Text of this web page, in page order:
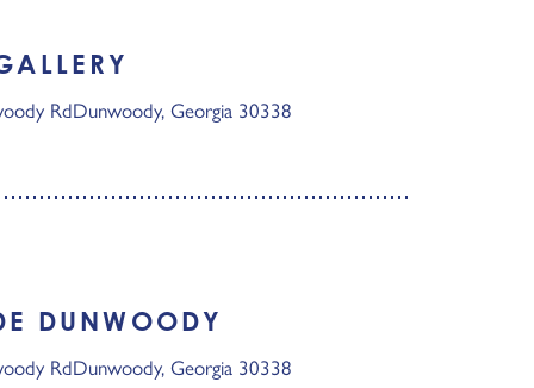
RdDunwoody, Georgia 30338
DUNWOODY
RdDunwoody, Georgia 30338